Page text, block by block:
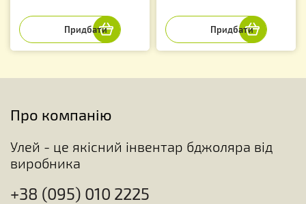
Про компанію
Улей - це якісний інвентар бджоляра від
виробника
+38 (095) 010 2225